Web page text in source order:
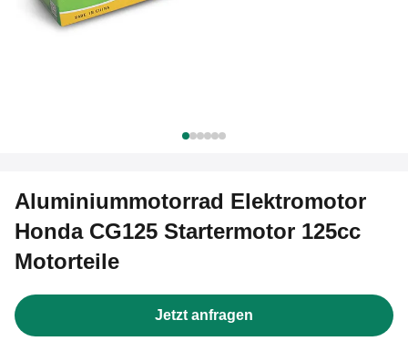
Aluminiummotorrad Elektromotor
Honda CG125 Startermotor 125cc
Motorteile
Jetzt anfragen